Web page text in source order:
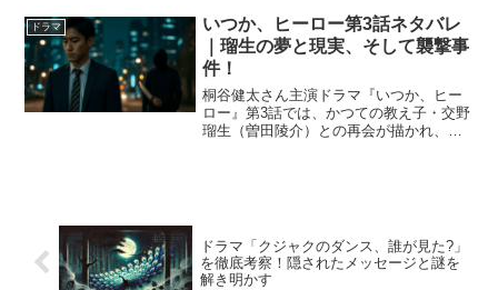
SNSでの不正疑惑拡散、そして進藤壮一
（阿部寛）の型破りな取材が...
ドラマ
いつか、ヒーロー第3話ネタバレ
｜瑠生の夢と現実、そして襲撃事
件！
桐谷健太さん主演ドラマ『いつか、ヒー
ロー』第3話では、かつての教え子・交野
瑠生（曽田陵介）との再会が描かれ、教
ドラマ「クジャクのダンス、誰が見た?」
を徹底考察！隠されたメッセージと謎を
解き明かす